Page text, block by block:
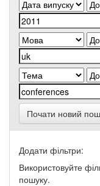
Почати новий
Додати фільтри:
Використовуйте
пошуку.